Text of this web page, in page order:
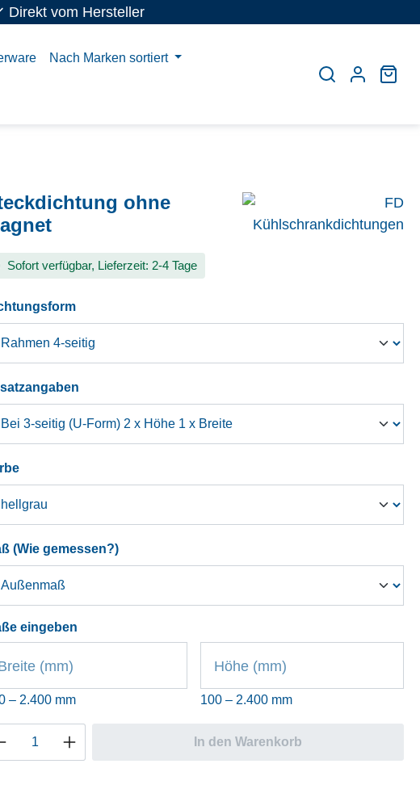
Direkt vom Hersteller
Nach Marken sortiert
ohne
Sofort verfügbar, Lieferzeit: 2-4 Tage
auswählen
auswählen
(Wie gemessen?)auswählen
eingeben
(mm)
– 2.400 mm
Höhe (mm)
100 – 2.400 mm
Anzahl: Gib den gewünschten Wert ein
In den Warenkorb